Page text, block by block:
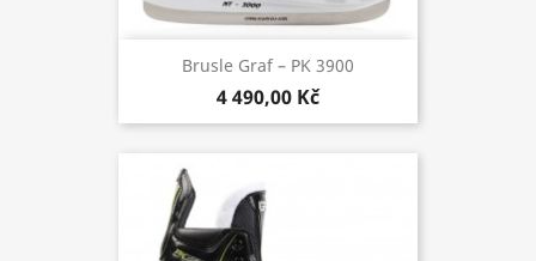
Brusle Graf – PK 3900
4 490,00 Kč